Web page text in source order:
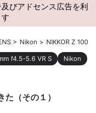
びアドセンス広告を利
> Nikon > NIKKOR Z 100-
f4.5-5.6 VR S
Nikon
（その１）